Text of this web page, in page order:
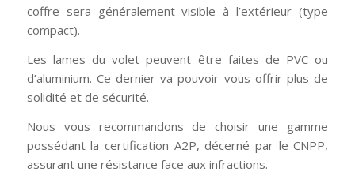
coffre sera généralement visible à l’extérieur (type
compact).
Les lames du volet peuvent être faites de PVC ou
d’aluminium. Ce dernier va pouvoir vous offrir plus de
solidité et de sécurité.
Nous vous recommandons de choisir une gamme
possédant la certification A2P, décerné par le CNPP,
assurant une résistance face aux infractions.